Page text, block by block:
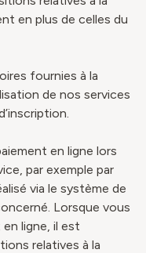
en plus de celles du
fournies à la
de nos services
en ligne lors
par exemple par
via le système de
Lorsque vous
ligne, il est
relatives à la